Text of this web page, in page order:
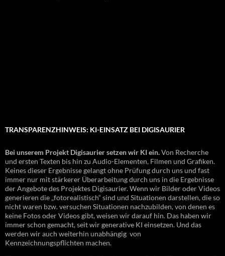
TRANSPARENZHINWEIS: KI-EINSATZ BEI DIGISAURIER
Bei unserem Projekt Digisaurier setzen wir KI ein.Von Recherche
und ersten Texten bis hin zu Audio-Elementen, Filmen und Grafiken.
Keines dieser Ergebnisse gelangt ohne Prüfung durch uns und fast
immer nur mit stärkerer Überarbeitung durch uns in die Ergebnisse
der Angebote des Projektes Digisaurier. Wenn wir Bilder oder Videos
generieren die „fotorealistisch“ sind und Situationen darstellen, die so
nicht waren bzw. versuchen Situationen nachzubilden, von denen es
keine Fotos oder Videos gibt, weisen wir darauf hin. Das haben wir
immer schon gemacht, seit wir generative KI einsetzen. Und das
werden wir auch weiterhin unabhängig von
Kennzeichnungspflichten machen.